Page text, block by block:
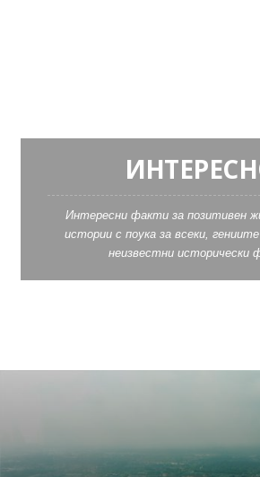
Интересни факти за позитивен
истории с поука за всеки,
неизвестни исторически